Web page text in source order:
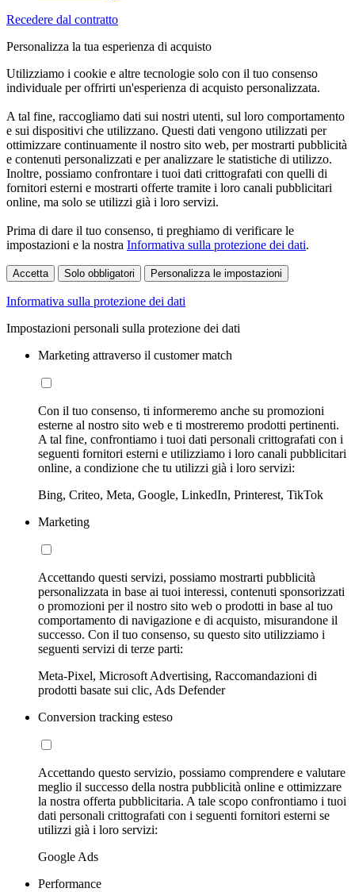
Recedere dal contratto
Personalizza la tua esperienza di acquisto
Utilizziamo i cookie e altre tecnologie solo con il tuo consenso
individuale per offrirti un'esperienza di acquisto personalizzata.
A tal fine, raccogliamo dati sui nostri utenti, sul loro comportamento
e sui dispositivi che utilizzano. Questi dati vengono utilizzati per
ottimizzare continuamente il nostro sito web, per mostrarti pubblicità
e contenuti personalizzati e per analizzare le statistiche di utilizzo.
Inoltre, possiamo confrontare i tuoi dati crittografati con quelli di
fornitori esterni e mostrarti offerte tramite i loro canali pubblicitari
online, ma solo se utilizzi già i loro servizi.
Prima di dare il tuo consenso, ti preghiamo di verificare le
impostazioni e la nostra Informativa sulla protezione dei dati.
Accetta Solo obbligatori Personalizza le impostazioni
Informativa sulla protezione dei dati
Impostazioni personali sulla protezione dei dati
Marketing attraverso il customer match
Con il tuo consenso, ti informeremo anche su promozioni
esterne al nostro sito web e ti mostreremo prodotti pertinenti.
A tal fine, confrontiamo i tuoi dati personali crittografati con i
seguenti fornitori esterni e utilizziamo i loro canali pubblicitari
online, a condizione che tu utilizzi già i loro servizi:
Bing, Criteo, Meta, Google, LinkedIn, Printerest, TikTok
Marketing
Accettando questi servizi, possiamo mostrarti pubblicità
personalizzata in base ai tuoi interessi, contenuti sponsorizzati
o promozioni per il nostro sito web o prodotti in base al tuo
comportamento di navigazione e di acquisto, misurandone il
successo. Con il tuo consenso, su questo sito utilizziamo i
seguenti servizi di terze parti:
Meta-Pixel, Microsoft Advertising, Raccomandazioni di
prodotti basate sui clic, Ads Defender
Conversion tracking esteso
Accettando questo servizio, possiamo comprendere e valutare
meglio il successo della nostra pubblicità online e ottimizzare
la nostra offerta pubblicitaria. A tale scopo confrontiamo i tuoi
dati personali crittografati con i seguenti fornitori esterni se
utilizzi già i loro servizi:
Google Ads
Performance